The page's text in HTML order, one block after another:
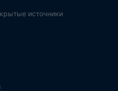
источники